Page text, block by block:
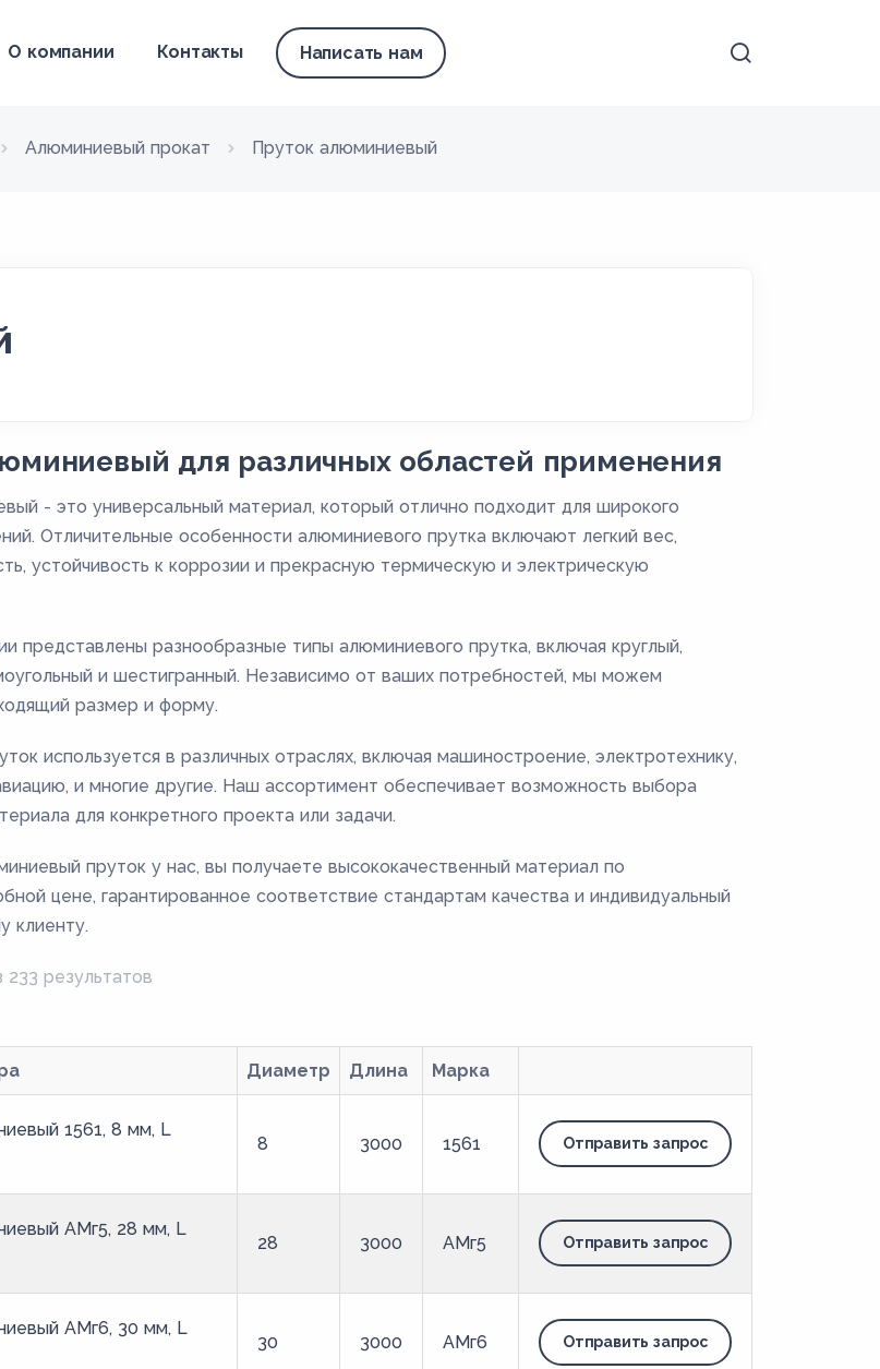
О компании Контакты Написать нам
Алюминиевый прокат Пруток алюминиевый
для различных областей применения
- это универсальный материал, который отлично подходит для широкого
Отличительные особенности алюминиевого прутка включают легкий вес,
устойчивость к коррозии и прекрасную термическую и электрическую
представлены разнообразные типы алюминиевого прутка, включая круглый,
и шестигранный. Независимо от ваших потребностей, мы можем
размер и форму.
используется в различных отраслях, включая машиностроение, электротехнику,
и многие другие. Наш ассортимент обеспечивает возможность выбора
для конкретного проекта или задачи.
пруток у нас, вы получаете высококачественный материал по
цене, гарантированное соответствие стандартам качества и индивидуальный
клиенту.
233 результатов
Диаметр Длина Марка
1561, 8 мм, L
8 3000 1561 Отправить запрос
АМг5, 28 мм, L
28 3000 АМг5 Отправить запрос
АМг6, 30 мм, L
30 3000 АМг6 Отправить запрос